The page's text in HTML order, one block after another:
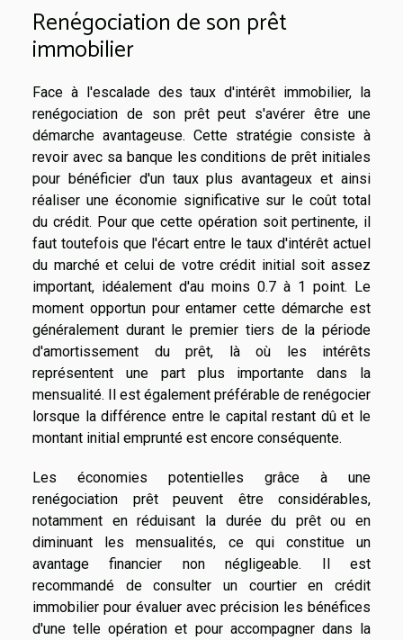
Renégociation de son prêt
immobilier
Face à l'escalade des taux d'intérêt immobilier, la
renégociation de son prêt peut s'avérer être une
démarche avantageuse. Cette stratégie consiste à
revoir avec sa banque les conditions de prêt initiales
pour bénéficier d'un taux plus avantageux et ainsi
réaliser une économie significative sur le coût total
du crédit. Pour que cette opération soit pertinente, il
faut toutefois que l'écart entre le taux d'intérêt actuel
du marché et celui de votre crédit initial soit assez
important, idéalement d'au moins 0.7 à 1 point. Le
moment opportun pour entamer cette démarche est
généralement durant le premier tiers de la période
d'amortissement du prêt, là où les intérêts
représentent une part plus importante dans la
mensualité. Il est également préférable de renégocier
lorsque la différence entre le capital restant dû et le
montant initial emprunté est encore conséquente.
Les économies potentielles grâce à une
renégociation prêt peuvent être considérables,
notamment en réduisant la durée du prêt ou en
diminuant les mensualités, ce qui constitue un
avantage financier non négligeable. Il est
recommandé de consulter un courtier en crédit
immobilier pour évaluer avec précision les bénéfices
d'une telle opération et pour accompagner dans la